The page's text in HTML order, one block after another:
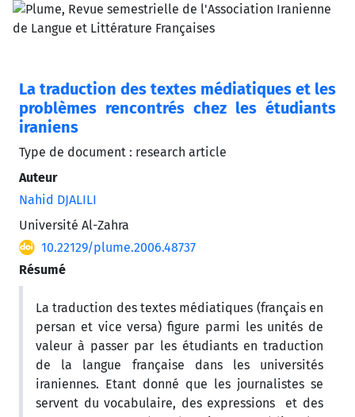
La traduction des textes médiatiques et les
problèmes rencontrés chez les étudiants
iraniens
Type de document : research article
Auteur
Nahid DJALILI
Université Al-Zahra
10.22129/plume.2006.48737
Résumé
La traduction des textes médiatiques (français en
persan et vice versa) figure parmi les unités de
valeur à passer par les étudiants en traduction
de la langue française dans les universités
iraniennes. Etant donné que les journalistes se
servent du vocabulaire, des expressions et des